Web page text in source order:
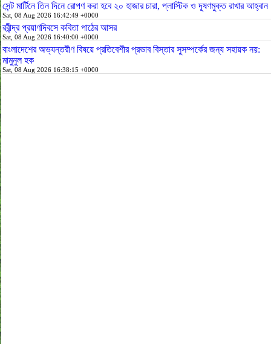
সেন্ট মার্টিনে তিন দিনে রোপণ করা হবে ২০ হাজার চারা, প্লাস্টিক ও দূষণমুক্ত রাখার আহ্বান
Sat, 08 Aug 2026 16:42:49 +0000
রবীন্দ্র প্রয়াণদিবসে কবিতা পাঠের আসর
Sat, 08 Aug 2026 16:40:00 +0000
বাংলাদেশের অভ্যন্তরীণ বিষয়ে প্রতিবেশীর প্রভাব বিস্তার সুসম্পর্কের জন্য সহায়ক নয়:
মামুনুল হক
Sat, 08 Aug 2026 16:38:15 +0000